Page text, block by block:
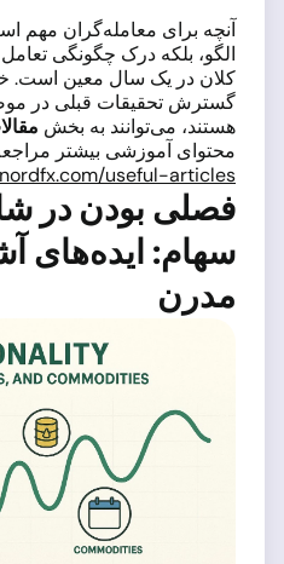
آنچه برای معامله‌گران مهم
الگو، بلکه درک چگونگی
کلان در یک سال معین است.
گسترش تحقیقات قبلی در
هستند، می‌توانند به بخش
محتوای آموزشی بیشتر
useful-articles
فصلی بودن در
سهام: ایده‌های
مدرن